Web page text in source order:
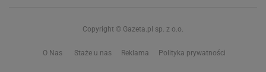
Copyright © Gazeta.pl sp. z o.o.
O Nas Staże u nas Reklama Polityka prywatności